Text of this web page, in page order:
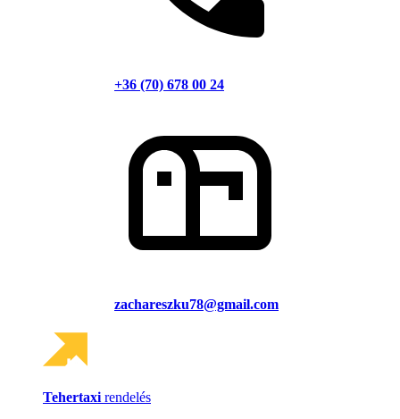
+36 (70) 678 00 24
zachareszku78@gmail.com
Tehertaxi rendelés